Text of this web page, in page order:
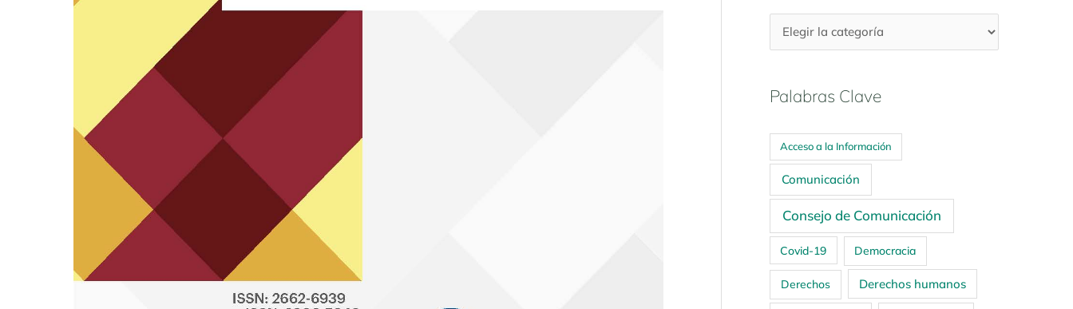
Palabras Clave
Acceso a la Información
Comunicación
Consejo de Comunicación
Covid-19 Democracia
Derechos Derechos humanos